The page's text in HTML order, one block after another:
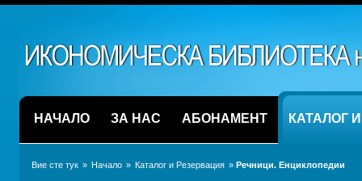
НАЧАЛО ЗА НАС АБОНАМЕНТ КАТАЛОГ
Вие сте тук » Начало » Каталог и Резервация » Речници. Енциклопедии